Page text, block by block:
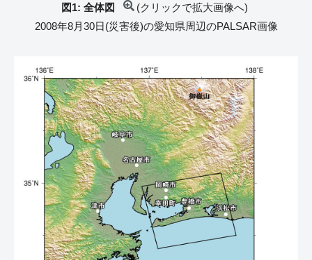
図1: 全体図
(クリックで拡大画像へ)
2008年8月30日(災害後)の愛知県周辺のPALSAR画像